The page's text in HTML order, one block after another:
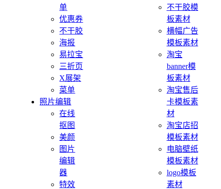
单
优惠券
不干胶
海报
易拉宝
三折页
X展架
菜单
照片编辑
在线
抠图
美颜
图片
编辑
器
特效
不干胶模
板素材
横幅广告
模板素材
淘宝
banner模
板素材
淘宝售后
卡模板素
材
淘宝店招
模板素材
电脑壁纸
模板素材
logo模板
素材